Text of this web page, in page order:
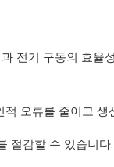
전기 구동의 효율
오류를 줄이고 생
절감할 수 있습니다.